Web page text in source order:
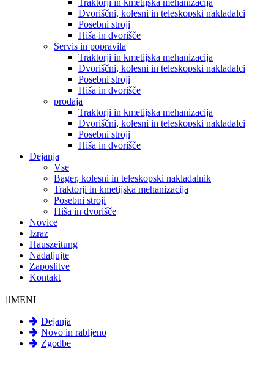
Traktorji in kmetijska mehanizacija
Dvoriščni, kolesni in teleskopski nakladalci
Posebni stroji
Hiša in dvorišče
Servis in popravila
Traktorji in kmetijska mehanizacija
Dvoriščni, kolesni in teleskopski nakladalci
Posebni stroji
Hiša in dvorišče
prodaja
Traktorji in kmetijska mehanizacija
Dvoriščni, kolesni in teleskopski nakladalci
Posebni stroji
Hiša in dvorišče
Dejanja
Vse
Bager, kolesni in teleskopski nakladalnik
Traktorji in kmetijska mehanizacija
Posebni stroji
Hiša in dvorišče
Novice
Izraz
Hauszeitung
Nadaljujte
Zaposlitve
Kontakt
MENI
Dejanja
Novo in rabljeno
Zgodbe